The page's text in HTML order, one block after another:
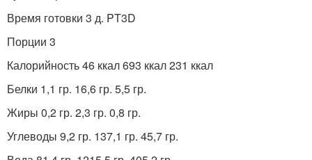
Время готовки 3 д. PT3D
Порции 3
Калорийность 46 ккал 693 ккал 231 ккал
Белки 1,1 гр. 16,6 гр. 5,5 гр.
Жиры 0,2 гр. 2,3 гр. 0,8 гр.
Углеводы 9,2 гр. 137,1 гр. 45,7 гр.